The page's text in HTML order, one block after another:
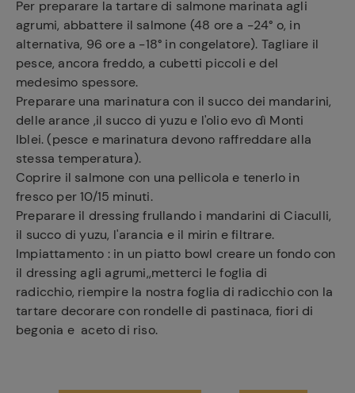
Per preparare la tartare di salmone marinata agli
agrumi, abbattere il salmone (48 ore a -24° o, in
alternativa, 96 ore a -18° in congelatore). Tagliare il
pesce, ancora freddo, a cubetti piccoli e del
medesimo spessore.
Preparare una marinatura con il succo dei mandarini,
delle arance ,il succo di yuzu e l'olio evo dì Monti
Iblei. (pesce e marinatura devono raffreddare alla
stessa temperatura).
Coprire il salmone con una pellicola e tenerlo in
fresco per 10/15 minuti.
Preparare il dressing frullando i mandarini di Ciaculli,
il succo di yuzu, l'arancia e il mirin e filtrare.
Impiattamento : in un piatto bowl creare un fondo con
il dressing agli agrumi,,metterci le foglia di
radicchio, riempire la nostra foglia di radicchio con la
tartare decorare con rondelle di pastinaca, fiori di
begonia e aceto di riso.
Ricette
preferite